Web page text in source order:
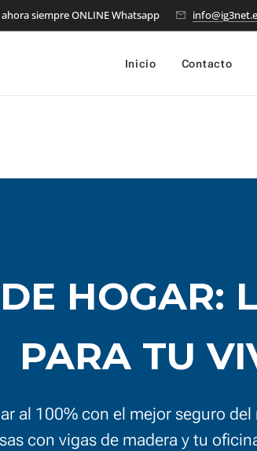
siempre ONLINE Whatsapp
Inicio Contacto
HOGAR:
PARA TU
al 100% con el mejor seguro
con vigas de madera y tu